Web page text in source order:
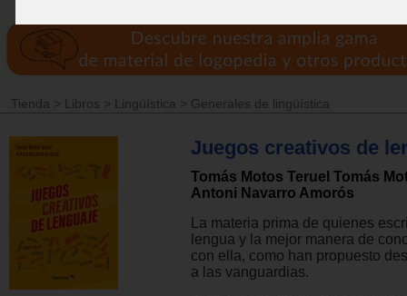
Tienda > Libros > Lingüística > Generales de lingüística
Juegos creativos de
Tomás Motos Teruel Tomás
Antoni Navarro Amorós
La materia prima de quienes
lengua y la mejor manera de
con ella, como han propuesto
a las vanguardias.